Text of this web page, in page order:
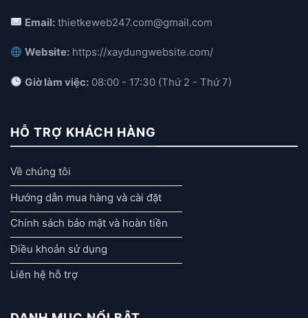
Email: thietkeweb247.com@gmail.com
Website: https://xaydungwebsite.com/
Giờ làm việc: 08:00 - 17:30 (Thứ 2 - Thứ 7)
HỖ TRỢ KHÁCH HÀNG
Về chúng tôi
Hướng dẫn mua hàng và cài đặt
Chính sách bảo mật và hoàn tiền
Điều khoản sử dụng
Liên hệ hỗ trợ